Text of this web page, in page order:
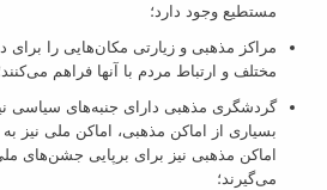
مستطیع وجود دارد؛
مراکز مذهبی و زیارتی مکان‌هایی را برای
مختلف و ارتباط مردم با آنها فراهم
گردشگری مذهبی دارای جنبه‌های سیاسی
بسیاری از اماکن مذهبی، اماکن ملی نیز
اماکن مذهبی نیز برای برپایی جشن‌های
می‌گیرند؛